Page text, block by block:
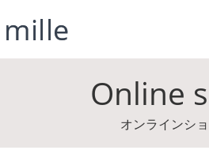
Online
オンラインシ